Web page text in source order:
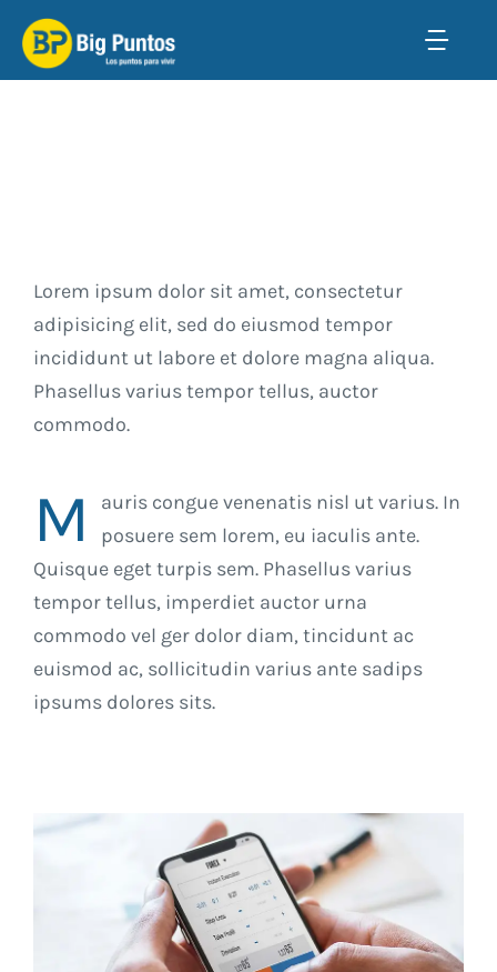
Saltar
contenido
Quiero ser Punto de Canje
Ingresar
Lorem ipsum dolor sit amet, consectetur
adipisicing elit, sed do eiusmod tempor
incididunt ut labore et dolore magna aliqua.
Phasellus varius tempor tellus, auctor
commodo.
M
auris congue venenatis nisl ut varius. In
posuere sem lorem, eu iaculis ante.
Quisque eget turpis sem. Phasellus varius
tempor tellus, imperdiet auctor urna
commodo vel ger dolor diam, tincidunt ac
euismod ac, sollicitudin varius ante sadips
ipsums dolores sits.